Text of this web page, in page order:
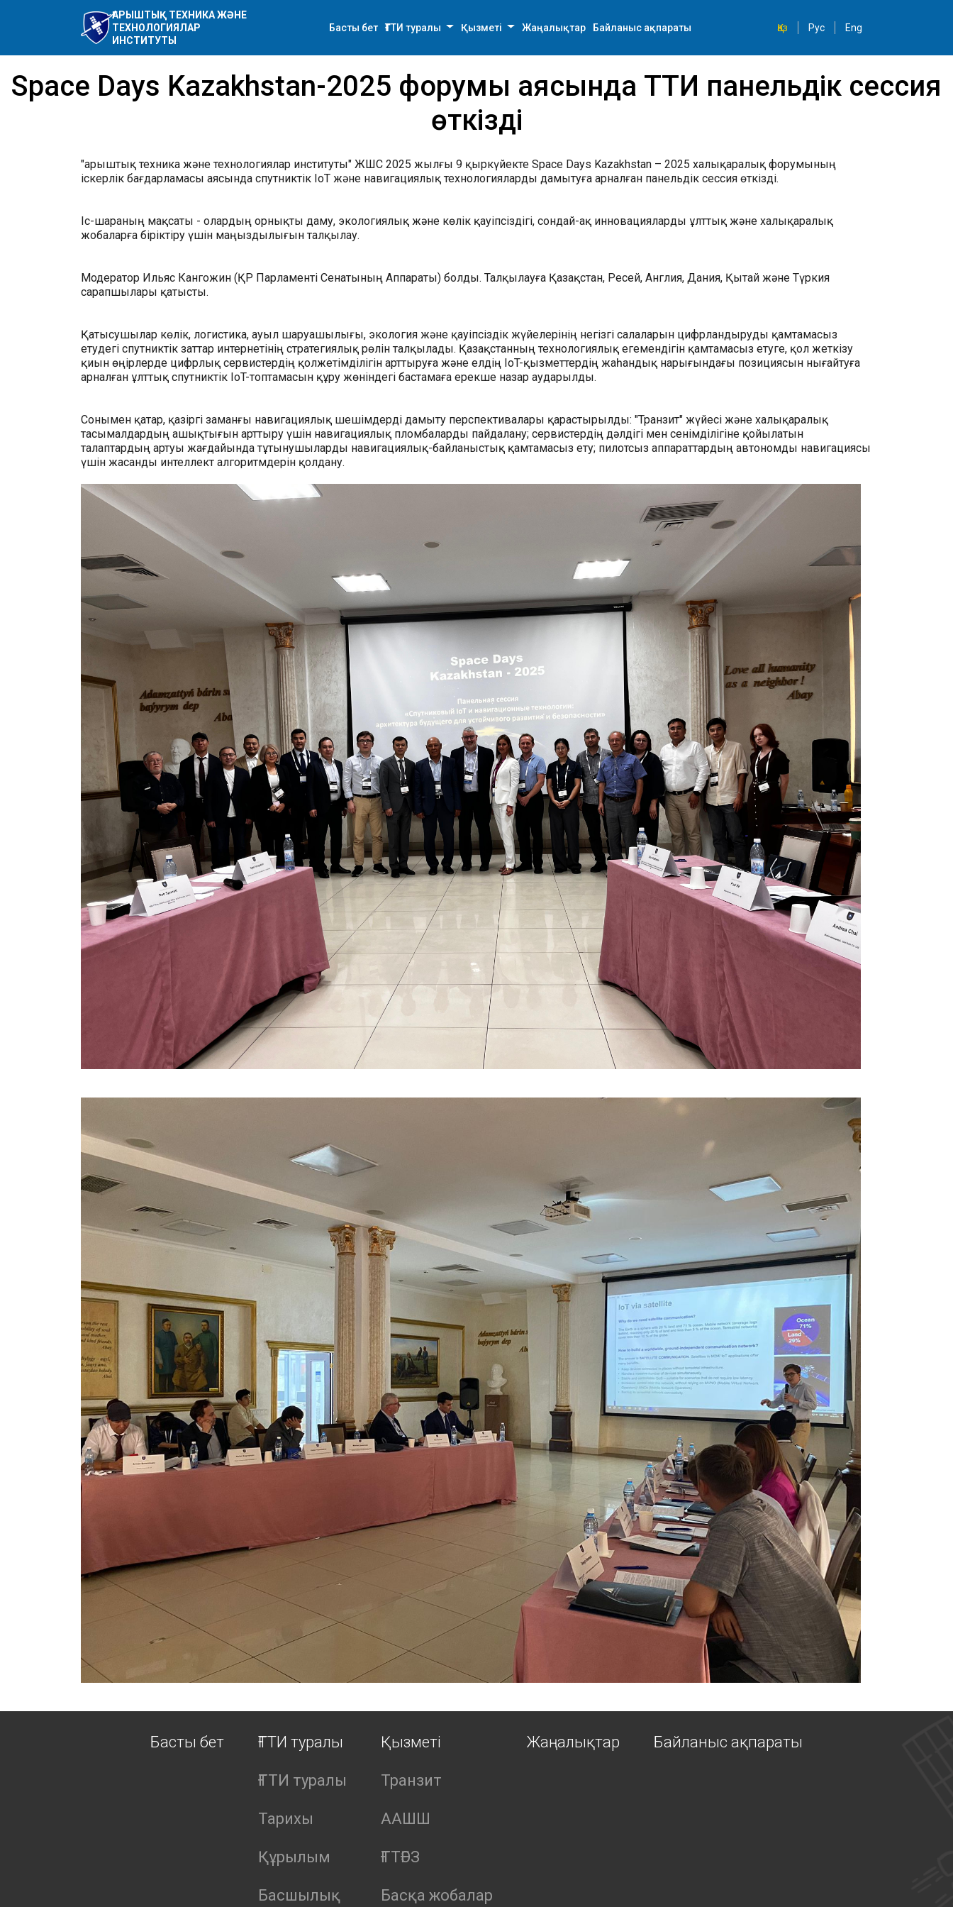
ҒАРЫШТЫҚ ТЕХНИКА ЖӘНЕ
ТЕХНОЛОГИЯЛАР
ИНСТИТУТЫ
Басты бет ҒТТИ туралы Қызметі Жаңалықтар Байланыс ақпараты Қаз Рус Eng
Space Days Kazakhstan-2025 форумы аясында ҒТТИ панельдік сессия
өткізді
"Ғарыштық техника және технологиялар институты" ЖШС 2025 жылғы 9 қыркүйекте Space Days Kazakhstan – 2025 халықаралық форумының
іскерлік бағдарламасы аясында спутниктік IoT және навигациялық технологияларды дамытуға арналған панельдік сессия өткізді.
Іс-шараның мақсаты - олардың орнықты даму, экологиялық және көлік қауіпсіздігі, сондай-ақ инновацияларды ұлттық және халықаралық
жобаларға біріктіру үшін маңыздылығын талқылау.
Модератор Ильяс Кангожин (ҚР Парламенті Сенатының Аппараты) болды. Талқылауға Қазақстан, Ресей, Англия, Дания, Қытай және Түркия
сарапшылары қатысты.
Қатысушылар көлік, логистика, ауыл шаруашылығы, экология және қауіпсіздік жүйелерінің негізгі салаларын цифрландыруды қамтамасыз
етудегі спутниктік заттар интернетінің стратегиялық рөлін талқылады. Қазақстанның технологиялық егемендігін қамтамасыз етуге, қол жеткізу
қиын өңірлерде цифрлық сервистердің қолжетімділігін арттыруға және елдің IoT-қызметтердің жаһандық нарығындағы позициясын нығайтуға
арналған ұлттық спутниктік IoT-топтамасын құру жөніндегі бастамаға ерекше назар аударылды.
Сонымен қатар, қазіргі заманғы навигациялық шешімдерді дамыту перспективалары қарастырылды: "Транзит" жүйесі және халықаралық
тасымалдардың ашықтығын арттыру үшін навигациялық пломбаларды пайдалану; сервистердің дәлдігі мен сенімділігіне қойылатын
талаптардың артуы жағдайында тұтынушыларды навигациялық-байланыстық қамтамасыз ету; пилотсыз аппараттардың автономды навигациясы
үшін жасанды интеллект алгоритмдерін қолдану.
Басты бет ҒТТИ туралы
ҒТТИ туралы
Тарихы
Құрылым
Басшылық
Қызметі
Транзит
ААШШ
ҒТТҒЭЗ
Басқа жобалар
Жаңалықтар Байланыс ақпараты